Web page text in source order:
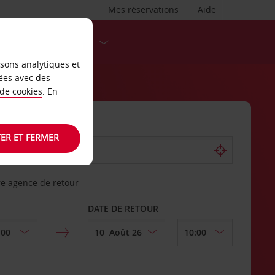
Aide
Mes réservations
agence de retour
DATE DE RETOUR
analytiques et
avec des
cookies. En
ET FERMER